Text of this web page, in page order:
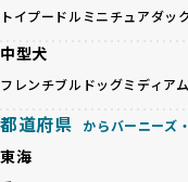
るかを評価する12項目
り、より高い基準をク
ます。
その結果、合格率10%
良ブリーダーのみが登
BreederFamiliesでは
ゃんを家族のように愛
避けます。無計画な交
殖を徹底しているので
一方、営利優先ブリー
が多く見受けられます
等体格の異なるリスク
トイプードル ミニチュアダッ
中型犬
フレンチブルドッグミディア
都道府県 からバーニーズ
東海